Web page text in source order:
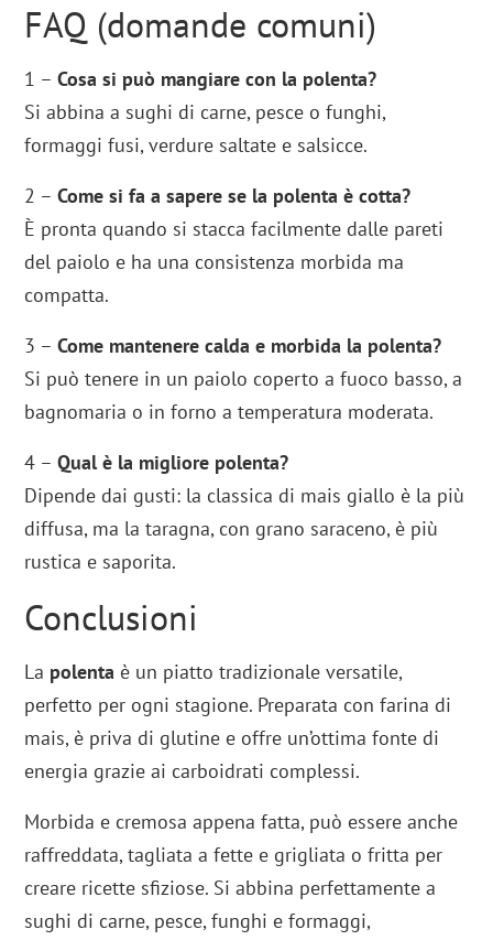
FAQ (domande comuni)
1 –Cosa si può mangiare con la polenta?
Si abbina a sughi di carne, pesce o funghi,
formaggi fusi, verdure saltate e salsicce.
2 –Come si fa a sapere se la polenta è cotta?
È pronta quando si stacca facilmente dalle pareti
del paiolo e ha una consistenza morbida ma
compatta.
3 –Come mantenere calda e morbida la polenta?
Si può tenere in un paiolo coperto a fuoco basso, a
bagnomaria o in forno a temperatura moderata.
4 –Qual è la migliore polenta?
Dipende dai gusti: la classica di mais giallo è la più
diffusa, ma la taragna, con grano saraceno, è più
rustica e saporita.
Conclusioni
La polenta è un piatto tradizionale versatile,
perfetto per ogni stagione. Preparata con farina di
mais, è priva di glutine e offre un’ottima fonte di
energia grazie ai carboidrati complessi.
Morbida e cremosa appena fatta, può essere anche
raffreddata, tagliata a fette e grigliata o fritta per
creare ricette sfiziose. Si abbina perfettamente a
sughi di carne, pesce, funghi e formaggi,